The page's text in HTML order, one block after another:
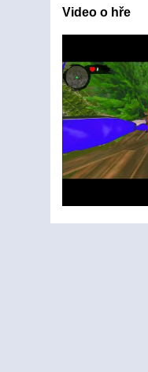
Video o hře